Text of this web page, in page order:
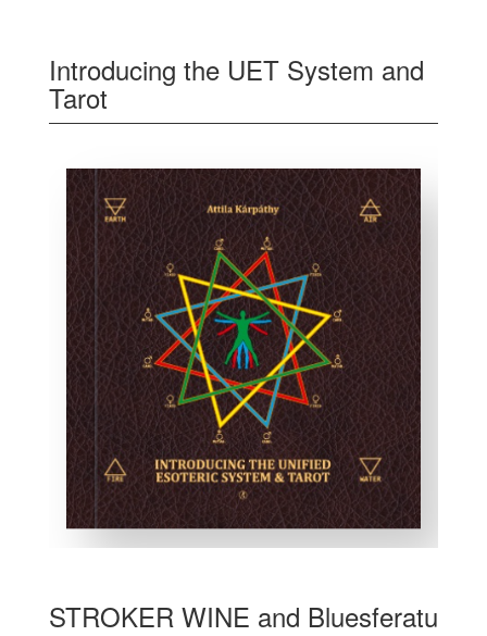
Introducing the UET System and
Tarot
STROKER WINE and Bluesferatu